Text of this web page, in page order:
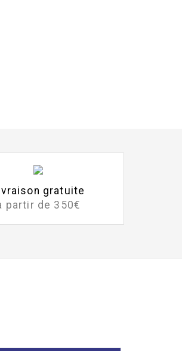
gratuite
partir de 350€